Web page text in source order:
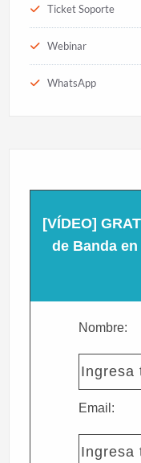
Ticket Soporte
Webinar
WhatsApp
[VÍDEO]
de Banda
Nombre:
Email: